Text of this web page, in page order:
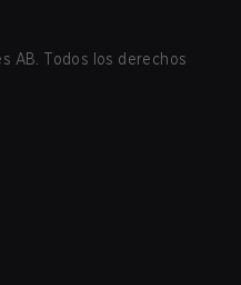
AB. Todos los derechos